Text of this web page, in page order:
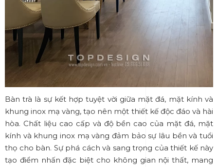
Bàn trà là sự kết hợp tuyệt vời giữa mặt đá, mặt kính và
khung inox mạ vàng, tạo nên một thiết kế độc đáo và hài
hòa. Chất liệu cao cấp và độ bền cao của mặt đá, mặt
kính và khung inox mạ vàng đảm bảo sự lâu bền và tuổi
thọ cho bàn. Sự phá cách và sang trọng của thiết kế này
tạo điểm nhấn đặc biệt cho không gian nội thất, mang